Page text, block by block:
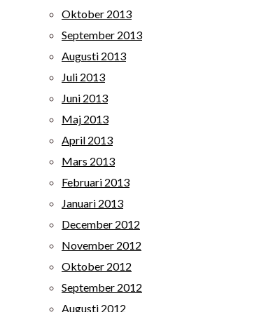
Oktober 2013
September 2013
Augusti 2013
Juli 2013
Juni 2013
Maj 2013
April 2013
Mars 2013
Februari 2013
Januari 2013
December 2012
November 2012
Oktober 2012
September 2012
Augusti 2012